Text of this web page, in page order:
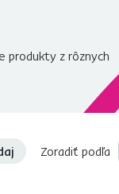
produkty z rôznych
výberom produktov,
vášho domova
Zoradiť podľa